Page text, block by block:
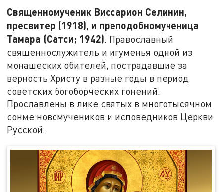
Священномученик Виссарион Селинин,
пресвитер (1918), и преподобномученица
Тамара (Сатси; 1942). Православный
священнослужитель и игуменья одной из
монашеских обителей, пострадавшие за
верность Христу в разные годы в период
советских богоборческих гонений.
Прославлены в лике святых в многотысячном
сонме новомучеников и исповедников Церкви
Русской.